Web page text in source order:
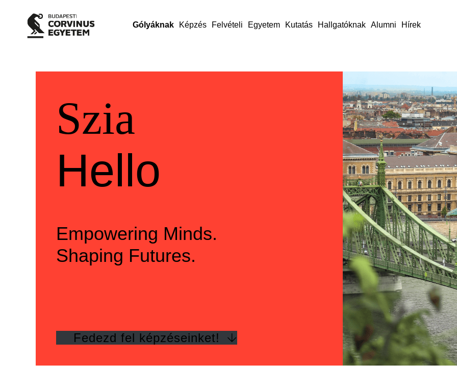
Gólyáknak Képzés Felvételi Egyetem Kutatás Hallgatóknak Alumni Hírek
Üdvözlünk
Szia
Szia
Welcome
Hello
Hello
Empowering Minds.
Shaping Futures.
Fedezd fel képzéseinket!